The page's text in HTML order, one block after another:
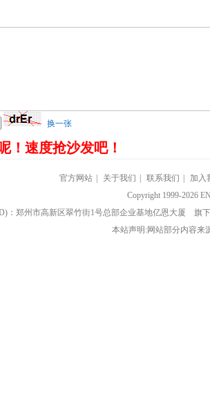
换一张
！速度抢沙发吧！
官方网站 关于我们 联系我们
加入
Copyright 1999-2026
：郑州市高新区翠竹街1号总部企业基地亿恩大厦 旗
本站声明:网站部分内容来